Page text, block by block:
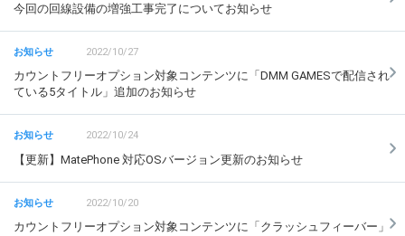
今回の回線設備の増強工事完了についてお知らせ
2022/10/27
カウントフリーオプション対象コンテンツに「DMM GAMESで配信され
ている5タイトル」追加のお知らせ
2022/10/24
【更新】MatePhone 対応OSバージョン更新のお知らせ
2022/10/20
カウントフリーオプション対象コンテンツに「クラッシュフィーバー」